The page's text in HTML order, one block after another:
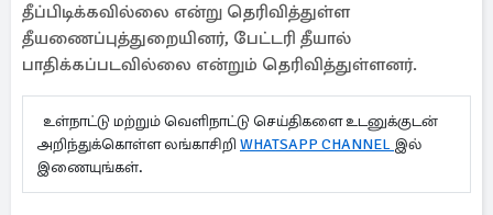
தீப்பிடிக்கவில்லை என்று தெரிவித்துள்ள
தீயணைப்புத்துறையினர், பேட்டரி தீயால்
பாதிக்கப்படவில்லை என்றும் தெரிவித்துள்ளனர்.
உள்நாட்டு மற்றும் வெளிநாட்டு செய்திகளை உடனுக்குடன்
அறிந்துக்கொள்ள லங்காசிறி WHATSAPP CHANNEL இல்
இணையுங்கள்.